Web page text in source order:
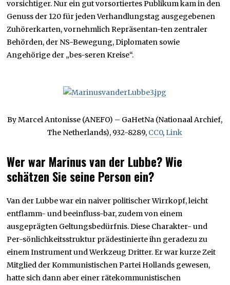
vorsichtiger. Nur ein gut vorsortiertes Publikum kam in den
Genuss der 120 für jeden Verhandlungstag ausgegebenen
Zuhörerkarten, vornehmlich Repräsentan-ten zentraler
Behörden, der NS-Bewegung, Diplomaten sowie
Angehörige der „bes-seren Kreise“.
By Marcel Antonisse (ANEFO) – GaHetNa (Nationaal Archief,
The Netherlands), 932-8289, CC0, Link
Wer war Marinus van der Lubbe? Wie
schätzen Sie seine Person ein?
Van der Lubbe war ein naiver politischer Wirrkopf, leicht
entflamm- und beeinfluss-bar, zudem von einem
ausgeprägten Geltungsbedürfnis. Diese Charakter- und
Per-sönlichkeitsstruktur prädestinierte ihn geradezu zu
einem Instrument und Werkzeug Dritter. Er war kurze Zeit
Mitglied der Kommunistischen Partei Hollands gewesen,
hatte sich dann aber einer rätekommunistischen